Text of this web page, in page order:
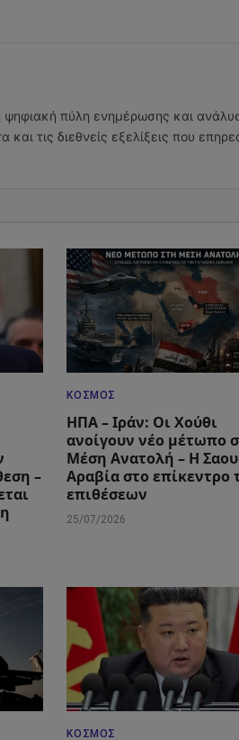
ψηφιακή πύλη ενημέρωσης και
και τις διεθνείς εξελίξεις που
–
ΚΌΣΜΟΣ
ΗΠΑ – Ιράν: Οι Χούθι
ανοίγουν νέο μέτωπο
Μέση Ανατολή – Η
Αραβία στο επίκεντρο
επιθέσεων
25/07/2026
ΚΌΣΜΟΣ